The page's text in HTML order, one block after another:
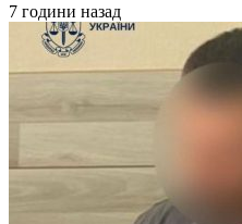
7 години назад